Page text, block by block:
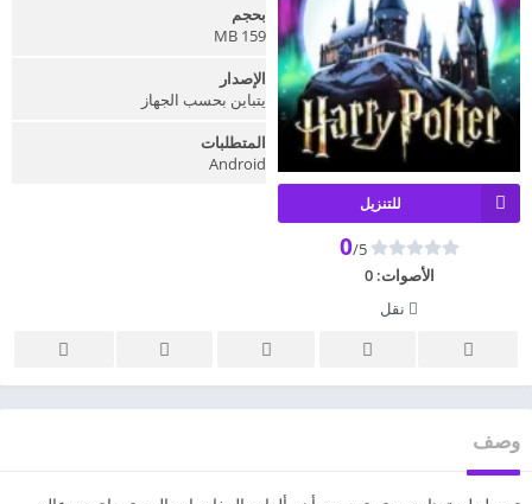
للتنزيل
0/5
الأصوات:0
نقل
بحجم
159 MB
الإصدار
يتباين بحسب الجهاز
المتطلبات
Android
وصف